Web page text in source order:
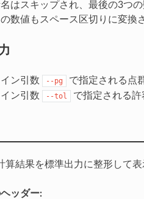
はスキップされ、最後の3つ
数値もスペース区切りに変換
ン引数 --pg
で指定される点
ン引数
--tol で指定される許
算結果を標準出力に整形して表
ッダー: